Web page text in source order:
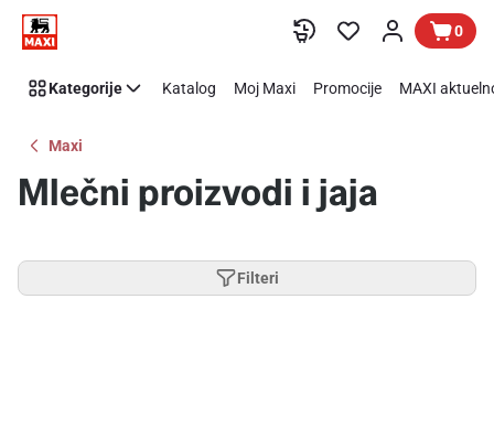
Preskoči link 0
Kategorije Katalog Moj Maxi Promocije MAXI
Maxi
Mlečni proizvodi i jaja
Filteri